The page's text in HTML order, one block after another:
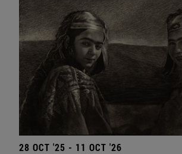
28 OCT '25 - 11 OCT '26